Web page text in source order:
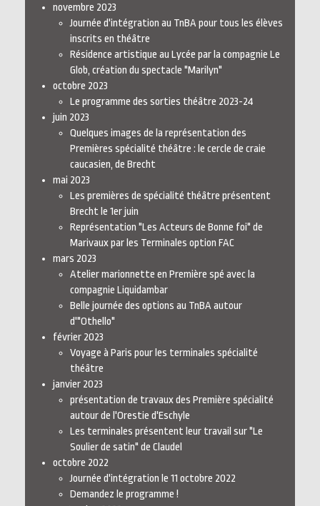
novembre 2023
Journée d'intégration au TnBA pour tous les élèves
inscrits en théâtre
Résidence artistique au Lycée par la compagnie Le
Glob, création du spectacle "Marilyn"
octobre 2023
Le programme des sorties théâtre 2023-24
juin 2023
Quelques images de la représentation des
Premières spécialité théâtre : le cercle de craie
caucasien, de Brecht
mai 2023
Les premières de spécialité théâtre présentent
Brecht le 1er juin
Représentation "Les Acteurs de Bonne foi" de
Marivaux par les Terminales option FAC
mars 2023
Atelier marionnette en Première spé avec la
compagnie Liquidambar
Belle journée des options au TnBA autour
d'"Othello"
février 2023
Voyage à Paris pour les terminales spécialité
théâtre
janvier 2023
présentation de travaux des Première spécialité
autour de l'Orestie d'Eschyle
Les terminales présentent leur travail sur "Le
Soulier de satin" de Claudel
octobre 2022
Journée d'intégration le 11 octobre 2022
Demandez le programme !